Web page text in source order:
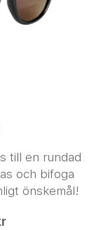
till en rundad
och bifoga
önskemål!